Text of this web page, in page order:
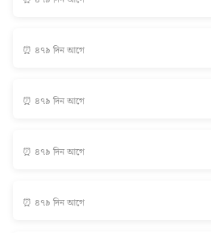
⏰ ৪৭৯ দিন আগে
⏰ ৪৭৯ দিন আগে
⏰ ৪৭৯ দিন আগে
⏰ ৪৭৯ দিন আগে